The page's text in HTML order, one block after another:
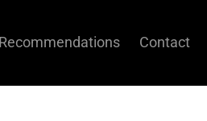
Recommendations Contact